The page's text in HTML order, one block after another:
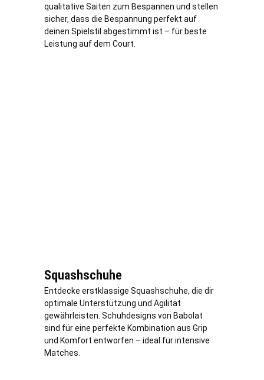
qualitative Saiten zum Bespannen und stellen
sicher, dass die Bespannung perfekt auf
deinen Spielstil abgestimmt ist – für beste
Leistung auf dem Court.
Squashschuhe
Entdecke erstklassige Squashschuhe, die dir
optimale Unterstützung und Agilität
gewährleisten. Schuhdesigns von Babolat
sind für eine perfekte Kombination aus Grip
und Komfort entworfen – ideal für intensive
Matches.